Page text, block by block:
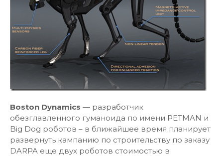
Boston Dynamics — разработчик
обезглавленного гуманоида по имени PETMAN и
Big Dog роботов – в ближайшее время планирует
развернуть кампанию по строительству по заказу
DARPA еще двух роботов стоимостью в